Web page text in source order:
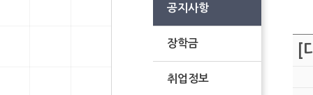
공지사항
장학금
취업정보
[